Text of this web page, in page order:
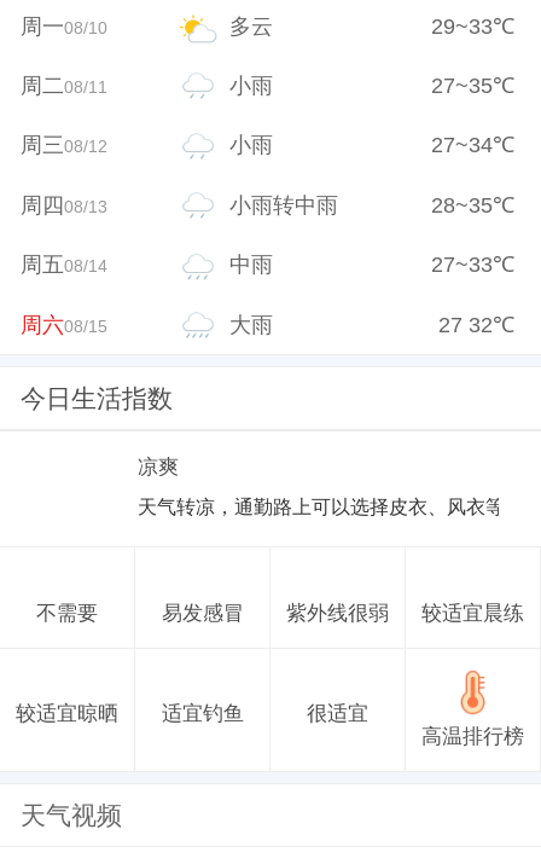
周一08/10 多云 29~33℃
周二08/11 小雨 27~35℃
周三08/12 小雨 27~34℃
周四08/13 小雨转中雨 28~35℃
周五08/14 中雨 27~33℃
周六08/15 大雨 27 32℃
今日生活指数
凉爽
天气转凉，通勤路上可以选择皮衣、风衣等防
不需要 易发感冒 紫外线很弱 较适宜晨练
较适宜晾晒 适宜钓鱼
很适宜
高温排行榜
天气视频